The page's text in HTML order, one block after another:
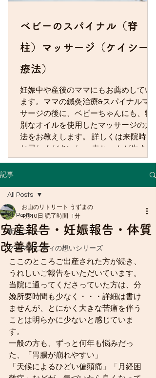
ベビーのスパイナル（脊
柱）マッサージ（ケイシー
療法）
妊娠中や産後のママにもお薦めしてい
ます。ママの鍼灸治療&スパイナルマッ
サージの後に、ベビーちゃんにも、特
別なオイルを使用したマッサージの方
法をお教えします。 詳しくは来院時に
お尋ねくださいね。 赤ちゃんが生まれ
たら、赤ちゃんに優しいオイルで脊柱
をマッサージします。 産後間もないお
ちゃんと一緒の来院が可能です。 赤ち
ゃんはお母さんの身体から生まれてく
る時に、首や背骨に大変な負担をかか
ります。特に助産院のような自然なお
産ではなく、「早く出させる！」こと
を重視する病院・クリニックのお産で
は、背中や首に歪みができてしまうこ
とがあります。そのまま成長してしま
うと、学童・思春期ごろに様々な不調
として現れてしまうことがあります。
自律神経、中枢神経系のトラブル（発
達障害・統合失調症・てんかん）やメ
症する側弯症もそれが一因となってい
る可能性があるのです。 産後乳児期に
適切なマッサージを行っておくと、そ
記事
All Posts
新メニュー
マノマタニティの想いシリーズ
All Posts
安産報告・妊娠報告・体質
改善報告
お山のリトリート うずまの
4月10日 読了時間: 1分
ここのところご出産された方が続き、
うれしいご報告をいただいています。
当院に通ってくださっていた方は、分
娩所要時間も少なく・・・詳細は書け
ませんが、とにかく大きな苦痛を伴う
ことは明らかに少ないと感じていま
す。
一般の方も、ずっと何年も悩みだっ
た、「胃腸が崩れやすい」
「天候によるひどい偏頭痛」「月経困